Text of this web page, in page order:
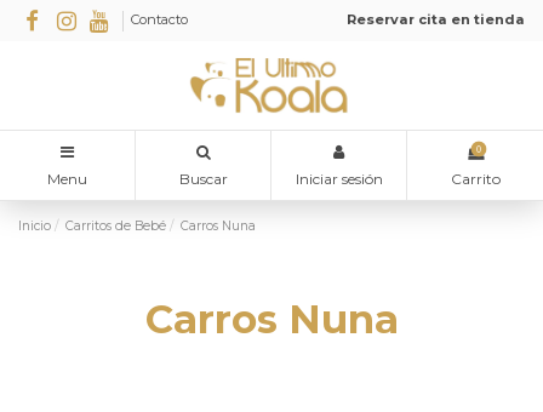
Contacto Reservar cita en tienda
Menu Buscar Iniciar sesión
0
Carrito
Inicio Carritos de Bebé Carros Nuna
Carros Nuna